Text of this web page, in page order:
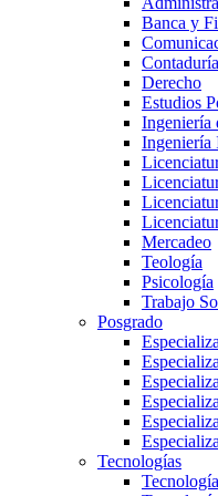
Banca y
Derecho
Estudios
Ingeniería
Ingeniería
Mercadeo
Teología
Psicología
Trabajo
Posgrado
Tecnologías